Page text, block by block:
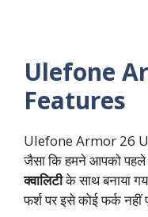
Ulefone
Features
Ulefone Armor 26
जैसा कि हमने आपको पहले
क्वालिटीके साथ बनाया
फर्श पर इसे कोई फर्क नहीं